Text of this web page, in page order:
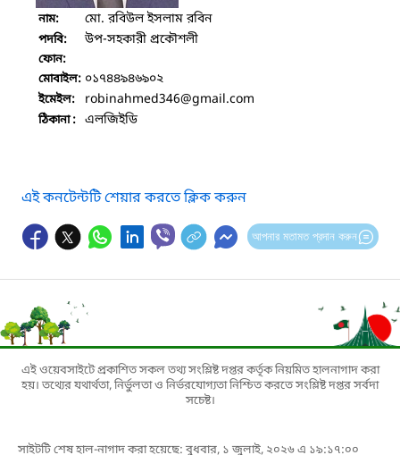
নাম: মো. রবিউল ইসলাম রবিন
পদবি: উপ-সহকারী প্রকৌশলী
ফোন:
মোবাইল: ০১৭৪৪৯৪৬৯০২
ইমেইল: robinahmed346@gmail.com
ঠিকানা : এলজিইডি
এই কনটেন্টটি শেয়ার করতে ক্লিক করুন
আপনার মতামত প্রদান করুন
এই ওয়েবসাইটে প্রকাশিত সকল তথ্য সংশ্লিষ্ট দপ্তর কর্তৃক নিয়মিত হালনাগাদ করা
হয়। তথ্যের যথার্থতা, নির্ভুলতা ও নির্ভরযোগ্যতা নিশ্চিত করতে সংশ্লিষ্ট দপ্তর সর্বদা
সচেষ্ট।
সাইটটি শেষ হাল-নাগাদ করা হয়েছে: বুধবার, ১ জুলাই, ২০২৬ এ ১৯:১৭:০০